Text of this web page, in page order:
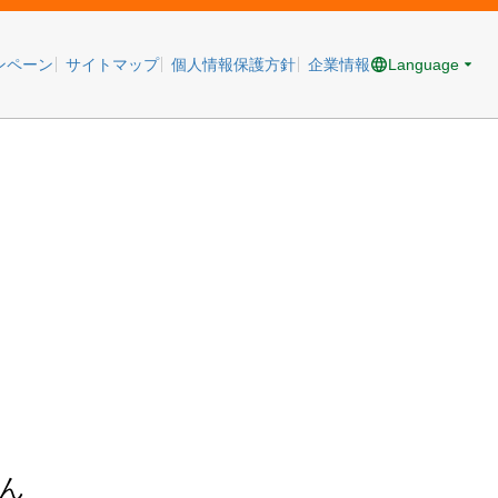
ペーン サイトマップ 個人情報保護方針 企業情報 Language